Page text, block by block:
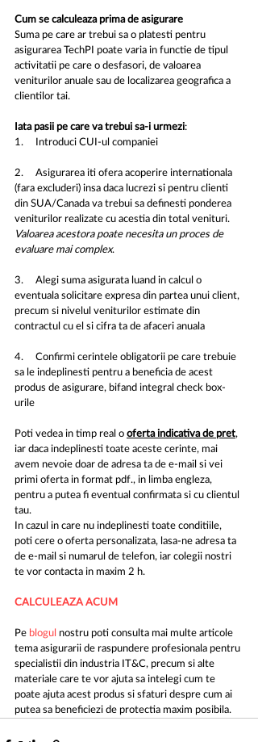
Cum se calculeaza prima de asigurare
Suma pe care ar trebui sa o platesti pentru
asigurarea TechPI poate varia in functie de tipul
activitatii pe care o desfasori, de valoarea
veniturilor anuale sau de localizarea geografica a
clientilor tai.
Iata pasii pe care va trebui sa-i urmezi:
1.     Introduci CUI-ul companiei
2.     Asigurarea iti ofera acoperire internationala
(fara excluderi) insa daca lucrezi si pentru clienti
din SUA/Canada va trebui sa definesti ponderea
veniturilor realizate cu acestia din total venituri.
Valoarea acestora poate necesita un proces de
evaluare mai complex.
3.     Alegi suma asigurata luand in calcul o
eventuala solicitare expresa din partea unui client,
precum si nivelul veniturilor estimate din
contractul cu el si cifra ta de afaceri anuala
4.     Confirmi cerintele obligatorii pe care trebuie
sa le indeplinesti pentru a beneficia de acest
produs de asigurare, bifand integral check box-
urile
Poti vedea in timp real o oferta indicativa de pret,
iar daca indeplinesti toate aceste cerinte, mai
avem nevoie doar de adresa ta de e-mail si vei
primi oferta in format pdf., in limba engleza,
pentru a putea fi eventual confirmata si cu clientul
tau.
In cazul in care nu indeplinesti toate conditiile,
poti cere o oferta personalizata, lasa-ne adresa ta
de e-mail si numarul de telefon, iar colegii nostri
te vor contacta in maxim 2 h.
CALCULEAZA ACUM
Pe blogul nostru poti consulta mai multe articole
tema asigurarii de raspundere profesionala pentru
specialistii din industria IT&C, precum si alte
materiale care te vor ajuta sa intelegi cum te
poate ajuta acest produs si sfaturi despre cum ai
putea sa beneficiezi de protectia maxim posibila.